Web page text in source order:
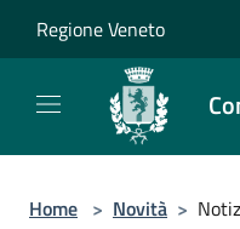
Regione Veneto
Home > Novità >